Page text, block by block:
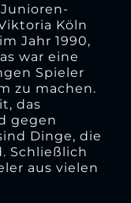
Köln
Jahr 1990,
war eine
Spieler
zu machen.
das
gegen
Dinge, die
Schließlich
aus vielen